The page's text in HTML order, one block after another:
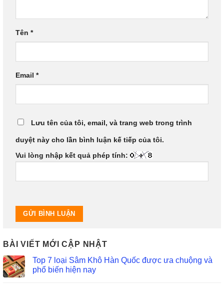
Tên *
Email *
Lưu tên của tôi, email, và trang web trong trình
duyệt này cho lần bình luận kế tiếp của tôi.
Vui lòng nhập kết quả phép tính:
BÀI VIẾT MỚI CẬP NHẬT
Top 7 loại Sâm Khô Hàn Quốc được ưa chuộng và
phổ biến hiện nay